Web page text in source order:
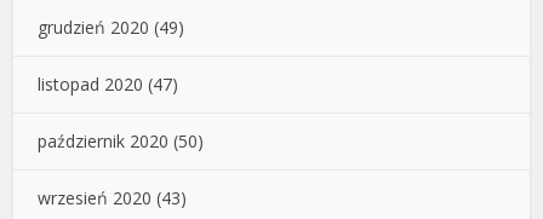
grudzień 2020 (49)
listopad 2020 (47)
październik 2020 (50)
wrzesień 2020 (43)